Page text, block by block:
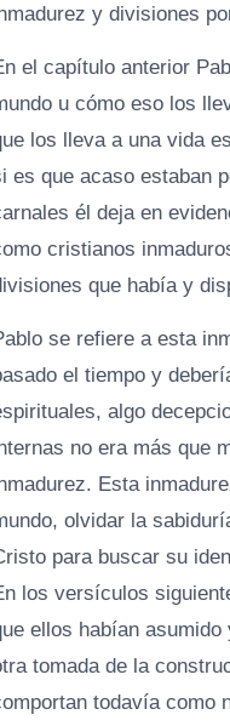
y divisiones
el capítulo anterior
u cómo eso los
los lleva a una vida
es que acaso estaban
él deja en
cristianos
que había y
se refiere a esta
el tiempo y
algo
no era más que
Esta
olvidar la
para buscar su
los versículos
ellos habían
tomada de la
todavía como